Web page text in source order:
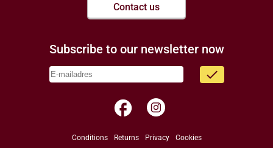
Contact us
Subscribe to our newsletter now
done
facebook
Conditions Returns Privacy Cookies